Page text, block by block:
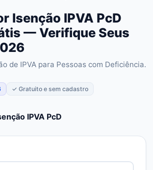
Isenção IPVA PcD
— Verifique Seus
de IPVA para Pessoas com Deficiência.
✓ Gratuito e sem cadastro
IPVA PcD